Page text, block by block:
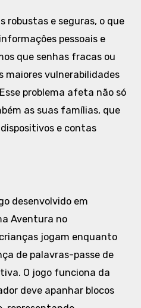
robustas e seguras, o que
pessoais e
que senhas fracas ou
maiores vulnerabilidades
problema afeta não só
as suas famílias, que
e contas
desenvolvido em
Aventura no
jogam enquanto
de palavras-passe de
O jogo funciona da
deve apanhar blocos